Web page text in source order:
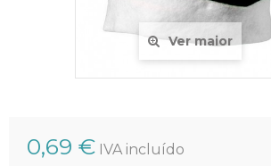
Ver maior
0,69 € IVA incluído